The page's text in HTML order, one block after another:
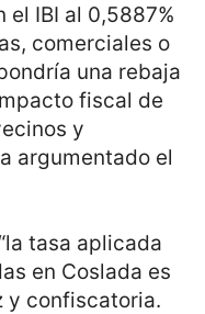
IBI al 0,5887%
comerciales o
una rebaja
fiscal de
y
argumentado el
tasa aplicada
en Coslada es
y confiscatoria.